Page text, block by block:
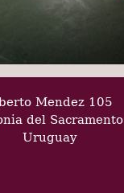
Mendez 105
del Sacramento
Uruguay